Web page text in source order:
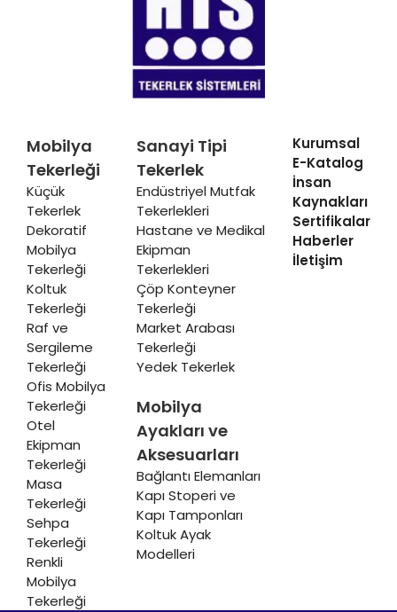
Mobilya
Tekerleği
Küçük
Tekerlek
Dekoratif
Mobilya
Tekerleği
Koltuk
Tekerleği
Raf ve
Sergileme
Tekerleği
Ofis Mobilya
Tekerleği
Otel
Ekipman
Tekerleği
Masa
Tekerleği
Sehpa
Tekerleği
Renkli
Mobilya
Tekerleği
Sanayi Tipi
Tekerlek
Endüstriyel Mutfak
Tekerlekleri
Hastane ve Medikal
Ekipman
Tekerlekleri
Çöp Konteyner
Tekerleği
Market Arabası
Tekerleği
Yedek Tekerlek
Mobilya
Ayakları ve
Aksesuarları
Bağlantı Elemanları
Kapı Stoperi ve
Kapı Tamponları
Koltuk Ayak
Modelleri
Kurumsal
E-Katalog
İnsan
Kaynakları
Sertifikalar
Haberler
İletişim